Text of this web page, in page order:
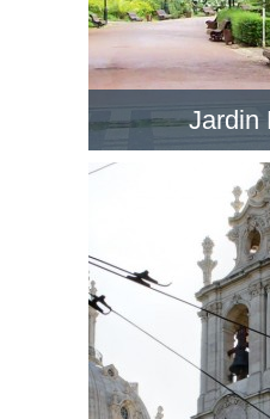
Jardin
Le Jardim da Estrela
Estrela est un jardin
lacs, dans un style